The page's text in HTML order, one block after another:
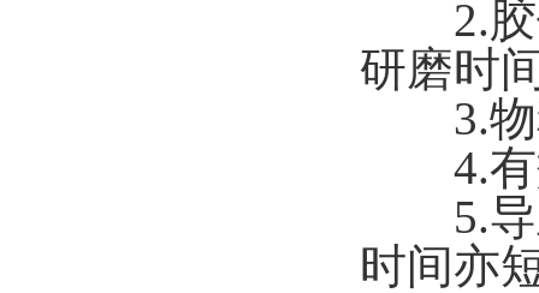
2.胶
研磨时
3.物
4.有
5.导
时间亦